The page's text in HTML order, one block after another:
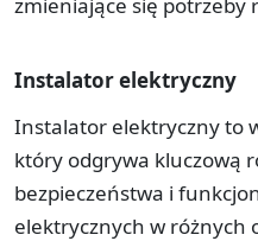
Instalator elektryczny
Instalator elektryczny to
który odgrywa kluczową
bezpieczeństwa i
elektrycznych w różnych